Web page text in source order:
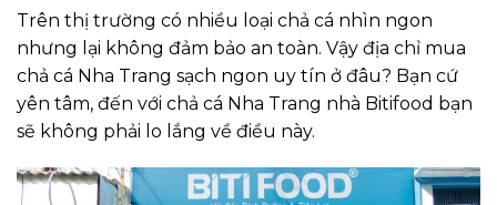
Trên thị trường có nhiều loại chả cá nhìn ngon
nhưng lại không đảm bảo an toàn. Vậy địa chỉ mua
chả cá Nha Trang sạch ngon uy tín ở đâu? Bạn cứ
yên tâm, đến với chả cá Nha Trang nhà Bitifood bạn
sẽ không phải lo lắng về điều này.